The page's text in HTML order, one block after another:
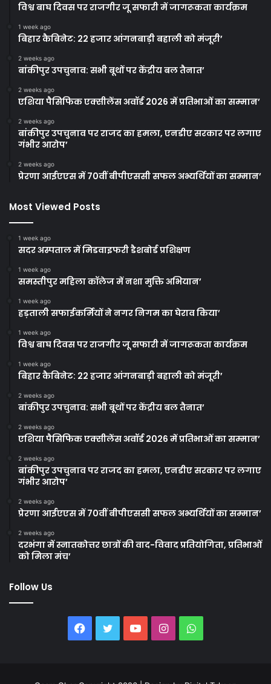
विश्व बाघ दिवस पर राजगीर जू सफारी में जागरूकता कार्यक्रम
1 week ago
बिहार कैबिनेट: 22 हजार आंगनबाड़ी बहाली को मंजूरी’
2 weeks ago
बांकीपुर उपचुनाव: सभी बूथों पर केंद्रीय बल तैनात’
2 weeks ago
एशिया पैसिफिक एक्सीलेंस अवॉर्ड 2026 में प्रतिभाओं का सम्मान’
2 weeks ago
बांकीपुर उपचुनाव पर राजद का हमला, एनडीए सरकार पर लगाए
गंभीर आरोप’
2 weeks ago
प्रेरणा आईएएस में 70वीं बीपीएससी सफल अभ्यर्थियों का सम्मान’
Most Viewed Posts
1 week ago
सदर अस्पताल में मिडवाइफरी डैशबोर्ड प्रशिक्षण
1 week ago
समस्तीपुर महिला कॉलेज में नशा मुक्ति अभियान’
1 week ago
हड़ताली सफाईकर्मियों ने नगर निगम का घेराव किया’
1 week ago
विश्व बाघ दिवस पर राजगीर जू सफारी में जागरूकता कार्यक्रम
1 week ago
बिहार कैबिनेट: 22 हजार आंगनबाड़ी बहाली को मंजूरी’
2 weeks ago
बांकीपुर उपचुनाव: सभी बूथों पर केंद्रीय बल तैनात’
2 weeks ago
एशिया पैसिफिक एक्सीलेंस अवॉर्ड 2026 में प्रतिभाओं का सम्मान’
2 weeks ago
बांकीपुर उपचुनाव पर राजद का हमला, एनडीए सरकार पर लगाए
गंभीर आरोप’
2 weeks ago
प्रेरणा आईएएस में 70वीं बीपीएससी सफल अभ्यर्थियों का सम्मान’
2 weeks ago
दरभंगा में स्नातकोत्तर छात्रों की वाद-विवाद प्रतियोगिता, प्रतिभाओं
को मिला मंच’
Follow Us
Facebook
TwitterYouTubeInstagramWhatsApp